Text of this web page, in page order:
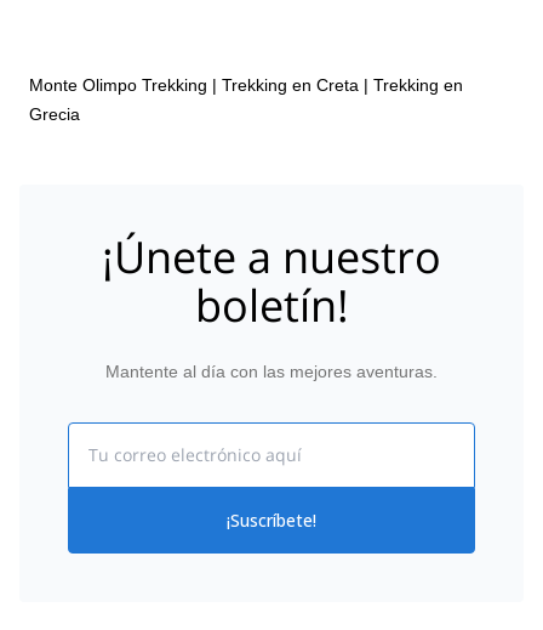
Monte Olimpo Trekking | Trekking en Creta | Trekking en
Grecia
¡Únete a nuestro
boletín!
Mantente al día con las mejores aventuras.
¡Suscríbete!